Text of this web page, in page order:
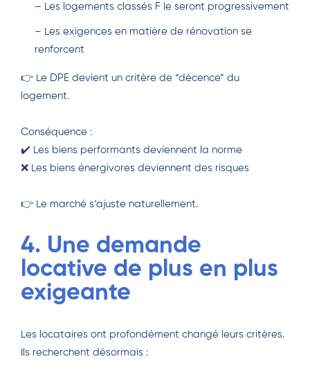
– Les logements classés F le seront progressivement
– Les exigences en matière de rénovation se
renforcent
👉 Le DPE devient un critère de “décence” du
logement.
Conséquence :
✔️ Les biens performants deviennent la norme
❌ Les biens énergivores deviennent des risques
👉 Le marché s’ajuste naturellement.
4. Une demande
locative de plus en plus
exigeante
Les locataires ont profondément changé leurs critères.
Ils recherchent désormais :